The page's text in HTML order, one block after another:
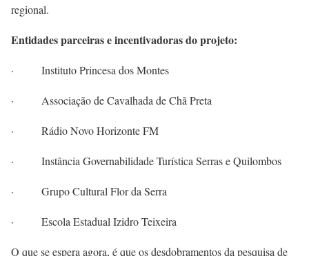
regional.
Entidades parceiras e incentivadoras do projeto:
· Instituto Princesa dos Montes
· Associação de Cavalhada de Chã Preta
· Rádio Novo Horizonte FM
· Instância Governabilidade Turística Serras e Quilombos
· Grupo Cultural Flor da Serra
· Escola Estadual Izidro Teixeira
O que se espera agora, é que os desdobramentos da pesquisa de